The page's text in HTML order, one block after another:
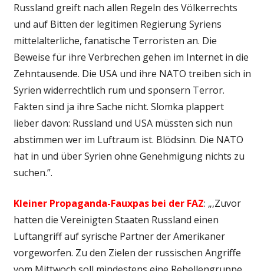
Russland greift nach allen Regeln des Völkerrechts
und auf Bitten der legitimen Regierung Syriens
mittelalterliche, fanatische Terroristen an. Die
Beweise für ihre Verbrechen gehen im Internet in die
Zehntausende. Die USA und ihre NATO treiben sich in
Syrien widerrechtlich rum und sponsern Terror.
Fakten sind ja ihre Sache nicht. Slomka plappert
lieber davon: Russland und USA müssten sich nun
abstimmen wer im Luftraum ist. Blödsinn. Die NATO
hat in und über Syrien ohne Genehmigung nichts zu
suchen.”.
Kleiner Propaganda-Fauxpas bei der FAZ: „‚Zuvor
hatten die Vereinigten Staaten Russland einen
Luftangriff auf syrische Partner der Amerikaner
vorgeworfen. Zu den Zielen der russischen Angriffe